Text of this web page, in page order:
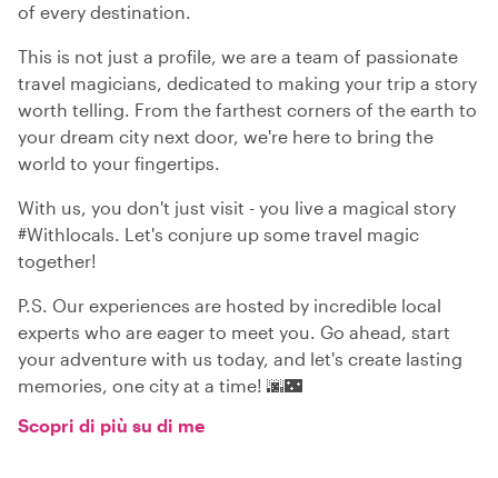
of every destination.
This is not just a profile, we are a team of passionate
travel magicians, dedicated to making your trip a story
worth telling. From the farthest corners of the earth to
your dream city next door, we're here to bring the
world to your fingertips.
With us, you don't just visit - you live a magical story
#Withlocals. Let's conjure up some travel magic
together!
P.S. Our experiences are hosted by incredible local
experts who are eager to meet you. Go ahead, start
your adventure with us today, and let's create lasting
memories, one city at a time! 🌆🌃
Scopri di più su di me